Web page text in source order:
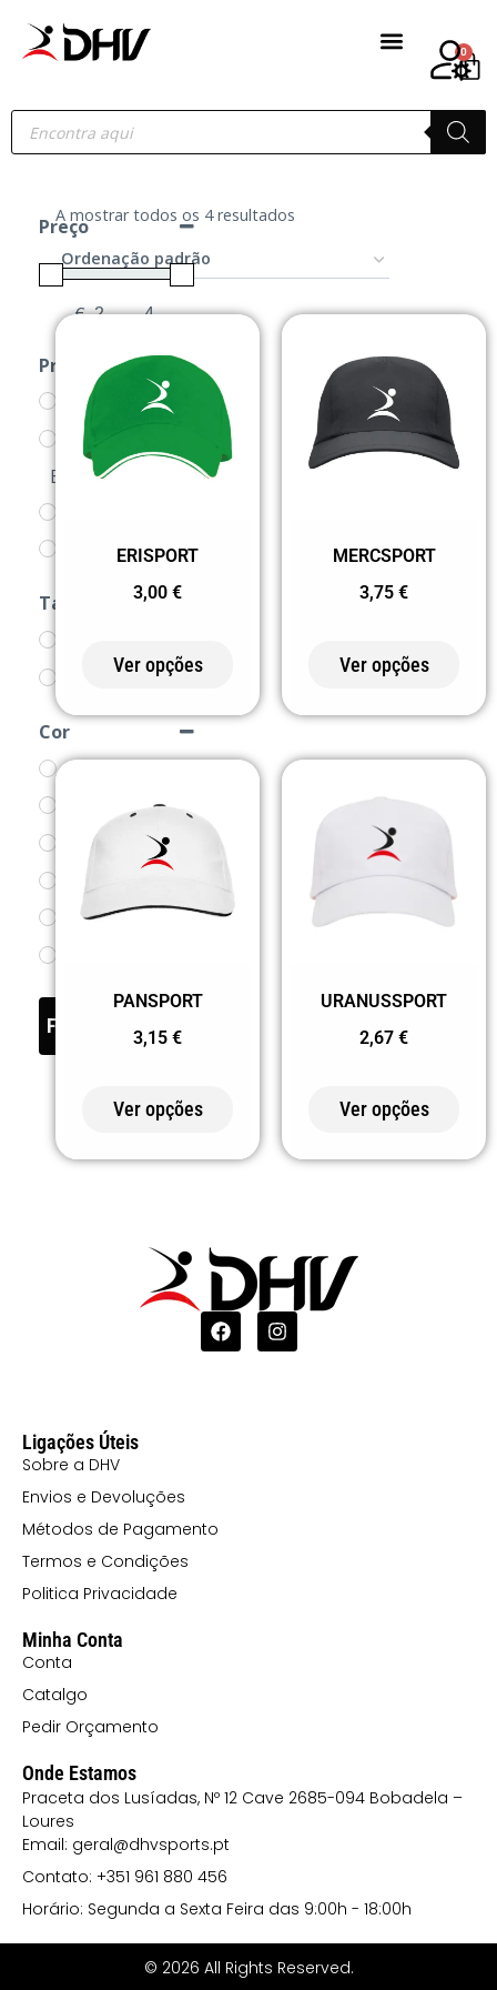
0
Preço
€ -
Produtos
ACESSÓRIOS
BONÉS/PANAMAS
PRODUTOS
Tamanho
Criança
Cor
0 BRANCO
02 PRETO
03 AMARELO
05 AZUL
06 BEGE
ESCURO
12 TURQUESA
221 AMARELO
FLUOR
223 LARANJA
232
CAMUFLAGEM
FLORESTAL
234 CORAL
31 LARANJA
55 AZUL
MARINHO
60 VERMELHO
71 ROXO
78 ROSA
CHOQUE
FILTER
A mostrar todos os 4 resultados
ERISPORT
3,00 €
Ver opções
MERCSPORT
3,75 €
Ver opções
PANSPORT
3,15 €
Ver opções
URANUSSPORT
2,67 €
Ver opções
Ligações Úteis
Sobre a DHV
Envios e Devoluções
Métodos de Pagamento
Termos e Condições
Politica Privacidade
Minha Conta
Conta
Catalgo
Pedir Orçamento
Onde Estamos
Praceta dos Lusíadas, Nº 12 Cave 2685-094 Bobadela –
Loures
Email: geral@dhvsports.pt
Contato: +351 961 880 456
Horário: Segunda a Sexta Feira das 9:00h - 18:00h
© 2026 All Rights Reserved.